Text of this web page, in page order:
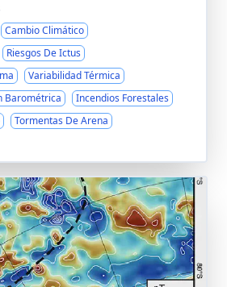
Cambio Climático
Riesgos De Ictus
Variabilidad Térmica
Barométrica
Incendios Forestales
Tormentas De Arena